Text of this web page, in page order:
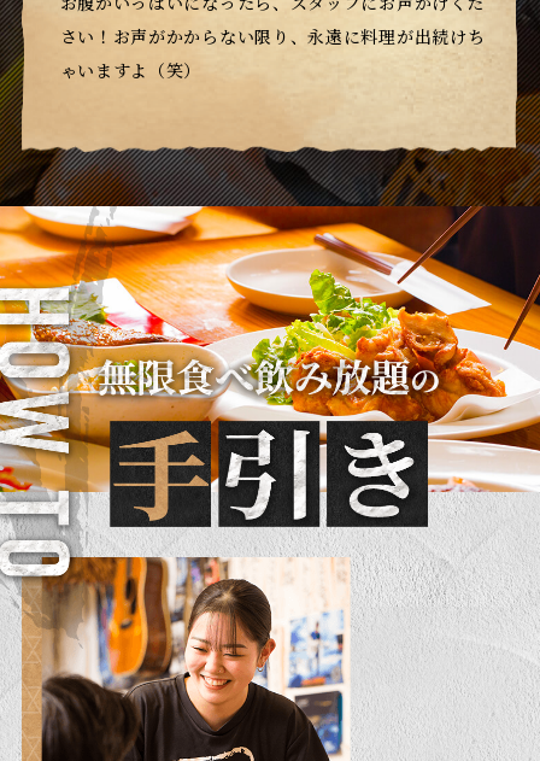
さい！ お声がかからない限り、永遠に料理が出続けち
ゃいますよ（笑）